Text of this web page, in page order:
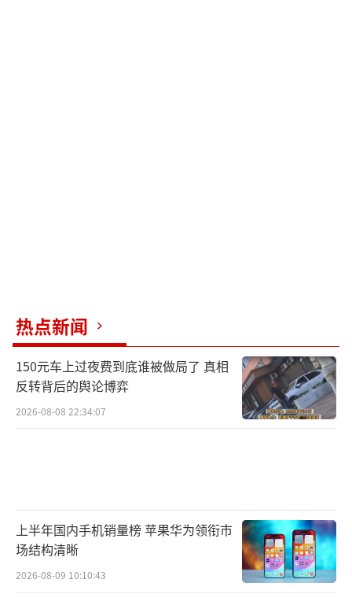
热点新闻
150元车上过夜费到底谁被做局了 真相
反转背后的舆论博弈
2026-08-08 22:34:07
上半年国内手机销量榜 苹果华为领衔市
场结构清晰
2026-08-09 10:10:43